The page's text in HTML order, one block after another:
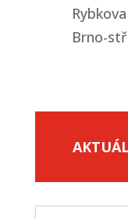
Brno-